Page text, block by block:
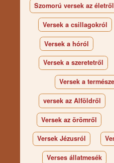
Szomorú versek az életről
Versek a csillagokról
Versek a hóról
Versek a szeretetről
Versek a
versek az Alföldről
Versek az örömről
Versek Jézusról
Verses állatmesék